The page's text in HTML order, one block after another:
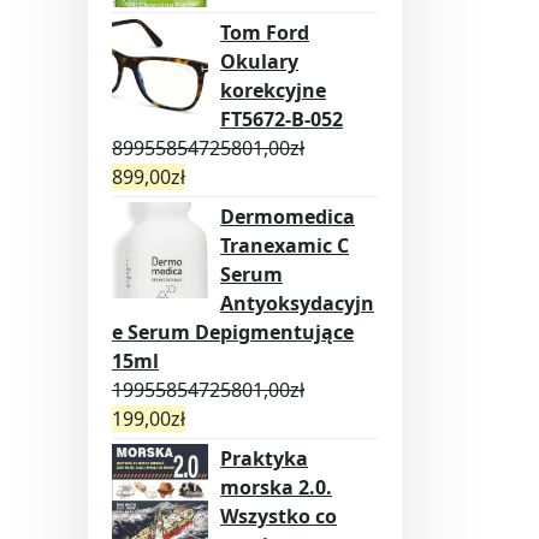
Tom Ford
Okulary
korekcyjne
FT5672-B-052
89955854725801,00zł
899,00zł
Dermomedica
Tranexamic C
Serum
Antyoksydacyjn
e Serum Depigmentujące
15ml
19955854725801,00zł
199,00zł
Praktyka
morska 2.0.
Wszystko co